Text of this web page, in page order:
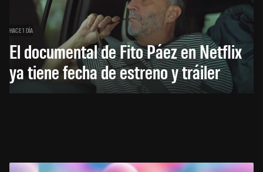
HACE 1 DÍA
El documental de Fito Páez en Netflix
ya tiene fecha de estreno y tráiler